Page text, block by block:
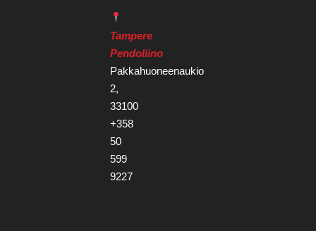
Tampere
Pendoliino
Pakkahuoneenaukio
2,
33100
+358
50
599
9227